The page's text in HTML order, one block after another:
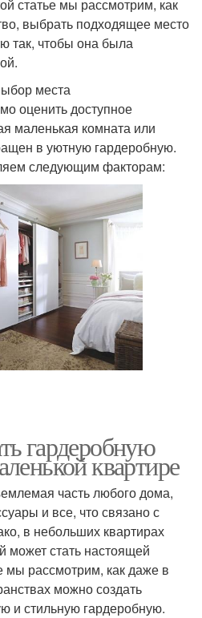
статье мы рассмотрим, как
выбрать подходящее место
так, чтобы она была
места
оценить доступное
маленькая комната или
в уютную гардеробную.
следующим факторам:
гардеробную
квартире
часть любого дома,
и все, что связано с
в небольших квартирах
может стать настоящей
мы рассмотрим, как даже в
можно создать
и стильную гардеробную.